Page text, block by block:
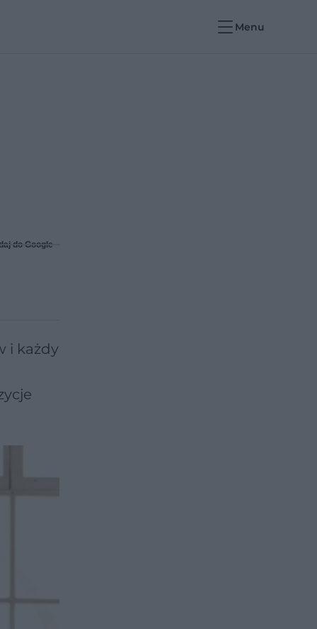
Menu
do Google
i każdy